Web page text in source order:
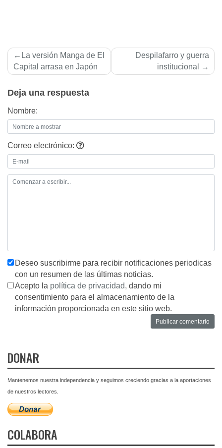
Navegación
de
La versión Manga de El
Capital arrasa en Japón
Despilafarro y guerra
institucional
Deja una respuesta
Nombre:
Correo electrónico:
Deseo suscribirme para recibir notificaciones periodicas
con un resumen de las últimas noticias.
Acepto la política de privacidad, dando mi
consentimiento para el almacenamiento de la
información proporcionada en este sitio web.
DONAR
Mantenemos nuestra independencia y seguimos creciendo gracias a la aportaciones
de nuestros lectores.
COLABORA